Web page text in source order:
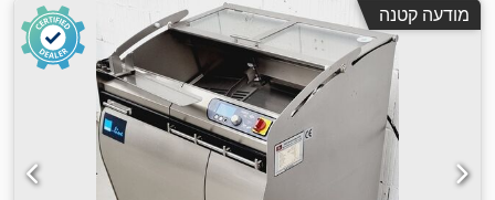
מודעה קטנה